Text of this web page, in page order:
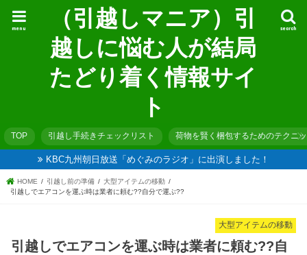
（引越しマニア）引
越しに悩む人が結局
たどり着く情報サイ
ト
search
menu
TOP 引越し手続きチェックリスト 荷物を賢く梱包するためのテクニ
KBC九州朝日放送「めぐみのラジオ」に出演しました！
HOME 引越し前の準備
大型アイテムの移動
引越しでエアコンを運ぶ時は業者に頼む??自分で運ぶ??
大型アイテムの移動
引越しでエアコンを運ぶ時は業者に頼む??自